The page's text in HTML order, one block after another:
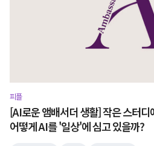
피플
[AI로운 앰배서더 생활] 작은 스터
어떻게 AI를 '일상'에 심고 있을까?